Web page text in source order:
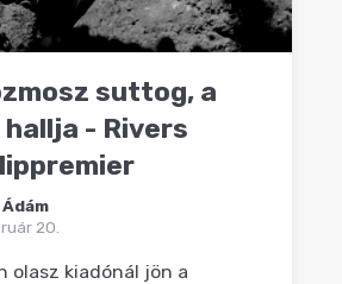
suttog, a
hallja - Rivers
20.
olasz kiadónál jön a